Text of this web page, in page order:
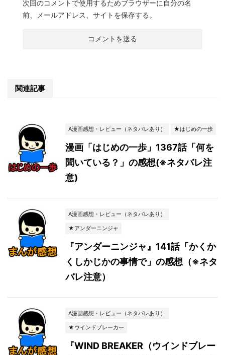
次回のコメントで使用するためブラウザーに自分の名
前、メールアドレス、サイトを保存する。
関連記事
A漫画感想・レビュー（ネタバレあり） ★はじめの一歩
漫画「はじめの一歩」1367話「何を
聞いている？」の感想(※ネタバレ注
意)
A漫画感想・レビュー（ネタバレあり）
★アンダーニンジャ
『アンダーニンジャ』141話「かくか
くしかじかの事情で」の感想（※ネタ
バレ注意）
A漫画感想・レビュー（ネタバレあり）
★ウインドブレーカー
『WIND BREAKER（ウインドブレー